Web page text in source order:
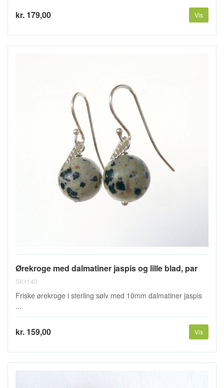
kr. 179,00 Vis
Ørekroge med dalmatiner jaspis og lille blad, par
SK1140
Friske ørekroge i sterling sølv med 10mm dalmatiner jaspis
...
kr. 159,00 Vis